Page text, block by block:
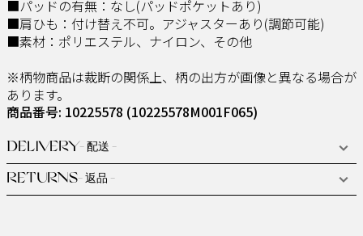
■パッドの有無：なし(パッドポケットあり)
■肩ひも：付け替え不可。アジャスターあり(調節可能)
■素材：ポリエステル、ナイロン、その他
※柄物商品は裁断の関係上、柄の出方が画像と異なる場合が
あります。
商品番号: 10225578 (10225578M001F065)
DELIVERY- 配送 -
RETURNS- 返品 -